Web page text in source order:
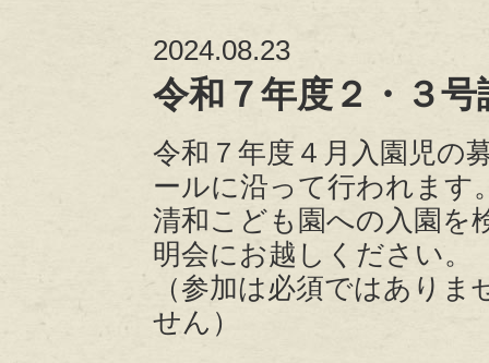
2024.08.23
令和７年度２・３
令和７年度４月入園児の
ールに沿って行われます
清和こども園への入園を
明会にお越しください。
（参加は必須ではあり
せん）